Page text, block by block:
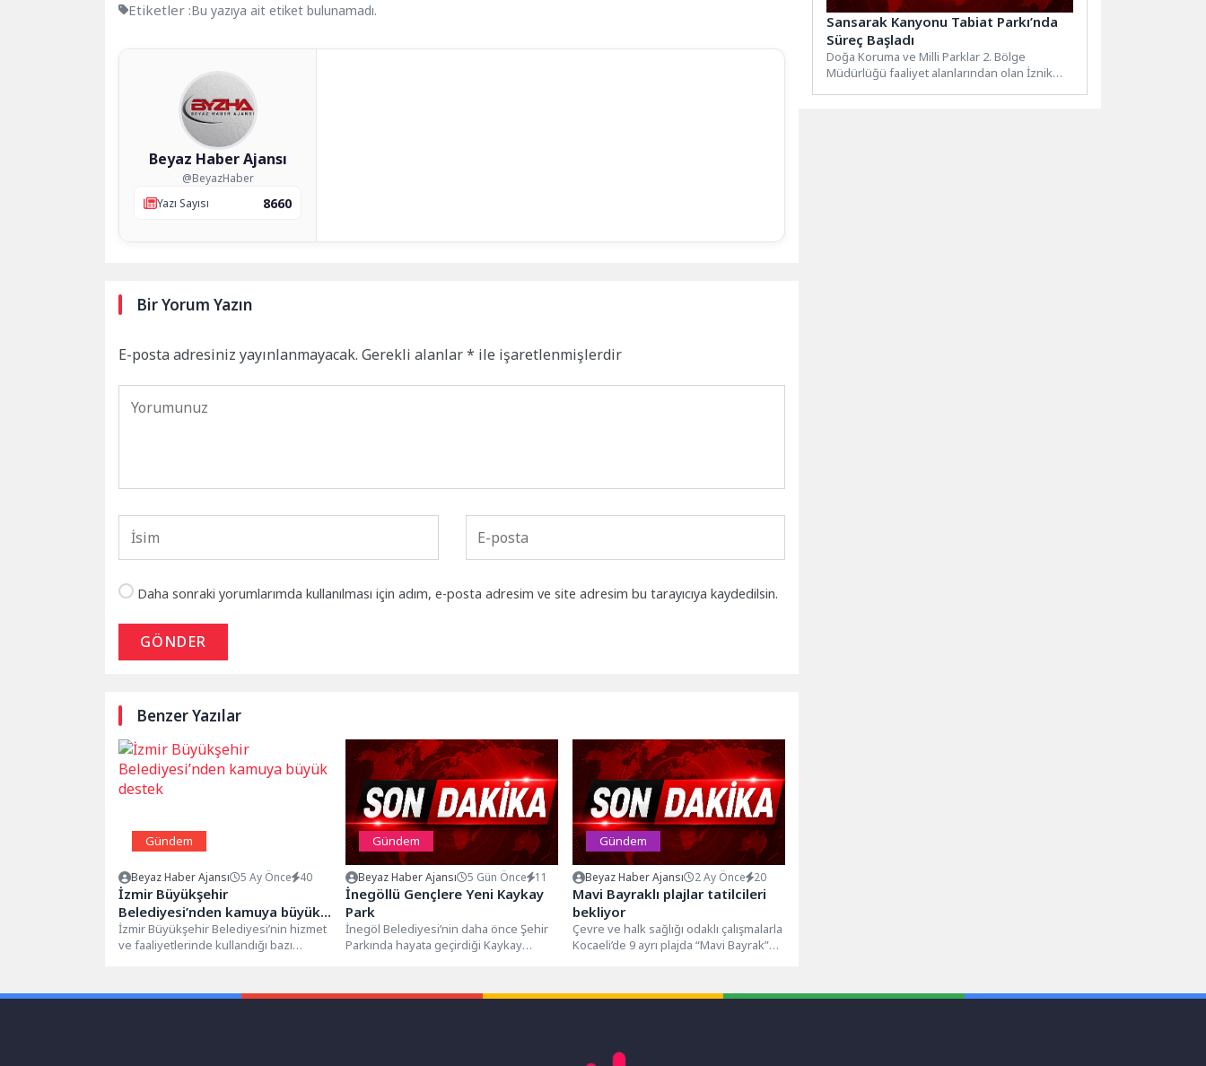
Etiketler :Bu yazıya ait etiket bulunamadı.
Beyaz Haber Ajansı
@BeyazHaber
Yazı Sayısı
8660
Bir Yorum Yazın
E-posta adresiniz yayınlanmayacak. Gerekli alanlar* ile işaretlenmişlerdir
Daha sonraki yorumlarımda kullanılması için adım, e-posta adresim ve site adresim bu tarayıcıya kaydedilsin.
GÖNDER
Benzer Yazılar
Gündem
Beyaz Haber Ajansı 5 Ay Önce 40
İzmir Büyükşehir
Belediyesi’nden kamuya büyük
destek
İzmir Büyükşehir Belediyesi’nin hizmet
ve faaliyetlerinde kullandığı bazı
Gündem
Beyaz Haber Ajansı 5 Gün Önce 11
İnegöllü Gençlere Yeni Kaykay
Park
İnegöl Belediyesi’nin daha önce Şehir
Parkında hayata geçirdiği Kaykay
Gündem
Beyaz Haber Ajansı 2 Ay Önce 20
Mavi Bayraklı plajlar tatilcileri
bekliyor
Çevre ve halk sağlığı odaklı çalışmalarla
Kocaeli’de 9 ayrı plajda “Mavi Bayrak”
Sansarak Kanyonu Tabiat Parkı’nda
Süreç Başladı
Doğa Koruma ve Milli Parklar 2. Bölge
Müdürlüğü faaliyet alanlarından olan İznik